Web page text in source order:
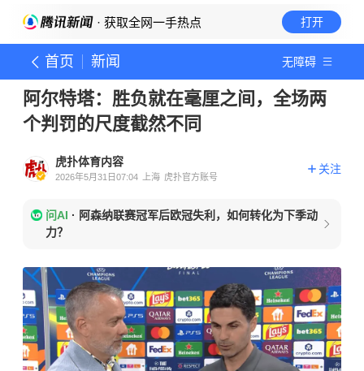
· 获取全网一手热点 打开
首页 新闻 无障碍
阿尔特塔：胜负就在毫厘之间，全场两
个判罚的尺度截然不同
虎扑体育内容
2026年5月31日07:04 上海 虎扑官方账号
关注
问AI · 阿森纳联赛冠军后欧冠失利，如何转化为下季动
力？